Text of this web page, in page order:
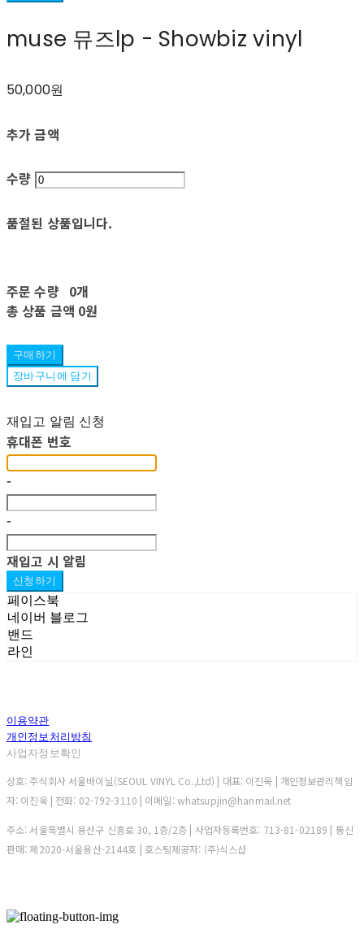
muse 뮤즈lp - Showbiz vinyl
50,000원
추가 금액
수량
품절된 상품입니다.
주문 수량 0개
총 상품 금액 0원
구매하기
장바구니에 담기
재입고 알림 신청
휴대폰 번호
-
-
재입고 시 알림
신청하기
페이스북
네이버 블로그
밴드
라인
이용약관
개인정보처리방침
사업자정보확인
상호: 주식회사 서울바이닐(SEOUL VINYL Co.,Ltd) | 대표: 이진욱 | 개인정보관리책임
자: 이진욱 | 전화: 02-792-3110 | 이메일: whatsupjin@hanmail.net
주소: 서울특별시 용산구 신흥로 30, 1층/2층 | 사업자등록번호: 713-81-02189 | 통신
판매: 제2020-서울용산-2144호 | 호스팅제공자: (주)식스샵